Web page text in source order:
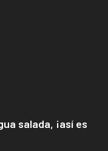
salada, ¡así es